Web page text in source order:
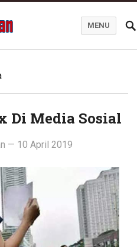
MENU
Di Media Sosial
— 10 April 2019